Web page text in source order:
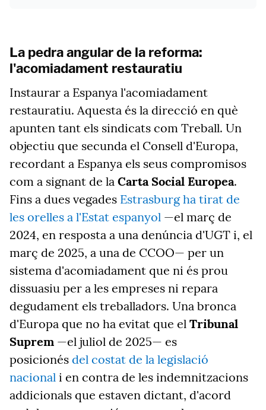
La pedra angular de la reforma:
l'acomiadament restauratiu
Instaurar a Espanya l'acomiadament
restauratiu. Aquesta és la direcció en què
apunten tant els sindicats com Treball. Un
objectiu que secunda el Consell d'Europa,
recordant a Espanya els seus compromisos
com a signant de la Carta Social Europea.
Fins a dues vegades Estrasburg ha tirat de
les orelles a l'Estat espanyol —el març de
2024, en resposta a una denúncia d'UGT i, el
març de 2025, a una de CCOO— per un
sistema d'acomiadament que ni és prou
dissuasiu per a les empreses ni repara
degudament els treballadors. Una bronca
d'Europa que no ha evitat que el Tribunal
Suprem —el juliol de 2025— es
posicionés del costat de la legislació
nacional i en contra de les indemnitzacions
addicionals que estaven dictant, d'acord